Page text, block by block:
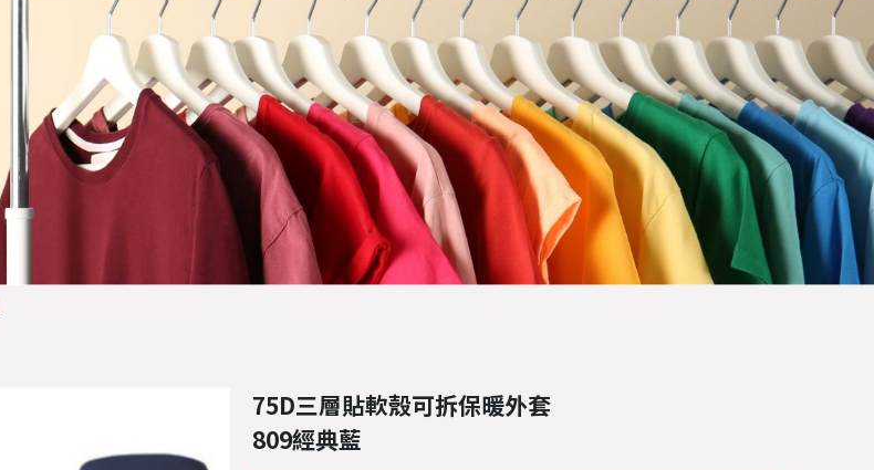
75D三層貼軟殼可拆保暖外套
809經典藍